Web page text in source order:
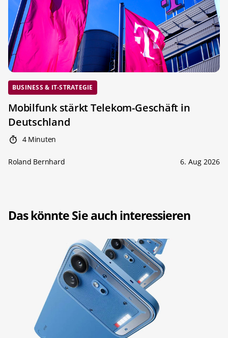
BUSINESS & IT-STRATEGIE
Mobilfunk stärkt Telekom-Geschäft in
Deutschland
4 Minuten
Roland Bernhard 6. Aug 2026
Das könnte Sie auch interessieren